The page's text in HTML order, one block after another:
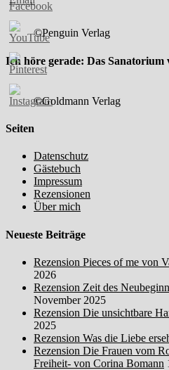
©Penguin Verlag
Ich höre gerade: Das Sanatorium
©Goldmann Verlag
Seiten
Datenschutz
Gästebuch
Impressum
Rezensionen
Über mich
Neueste Beiträge
Rezension Pieces of me von
2026
Rezension Zeit des
November 2025
Rezension Die unsichtbare
2025
Rezension Was die Liebe
Rezension Die Frauen vom
Freiheit- von Corina Bomann